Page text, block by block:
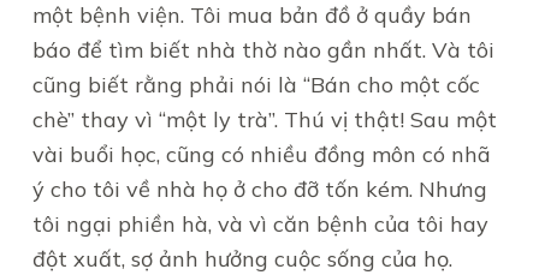
một bệnh viện. Tôi mua bản đồ ở quầy bán
báo để tìm biết nhà thờ nào gần nhất. Và tôi
cũng biết rằng phải nói là “Bán cho một cốc
chè” thay vì “một ly trà”. Thú vị thật! Sau một
vài buổi học, cũng có nhiều đồng môn có nhã
ý cho tôi về nhà họ ở cho đỡ tốn kém. Nhưng
tôi ngại phiền hà, và vì căn bệnh của tôi hay
đột xuất, sợ ảnh hưởng cuộc sống của họ.